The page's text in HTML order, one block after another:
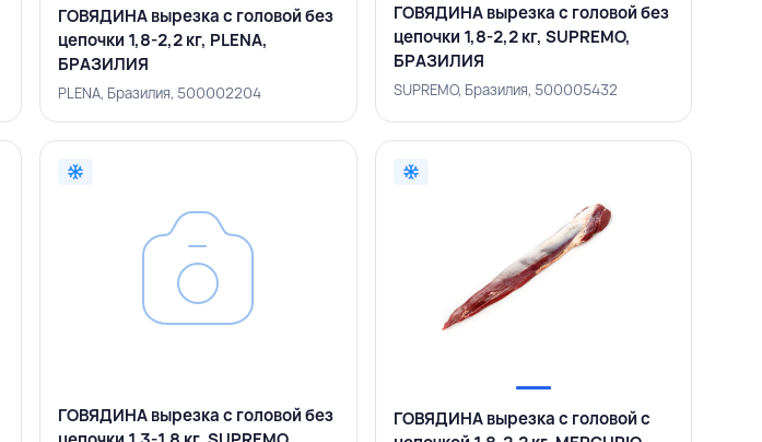
ГОВЯДИНА вырезка с головой без
цепочки 1,8-2,2 кг, PLENA,
БРАЗИЛИЯ
PLENA, Бразилия, 500002204
ГОВЯДИНА вырезка с головой без
цепочки 1,8-2,2 кг, SUPREMO,
БРАЗИЛИЯ
SUPREMO, Бразилия, 500005432
ГОВЯДИНА вырезка с головой без
ГОВЯДИНА вырезка с головой с